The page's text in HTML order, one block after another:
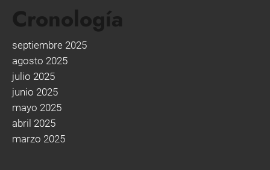
Cronología
septiembre 2025
agosto 2025
julio 2025
junio 2025
mayo 2025
abril 2025
marzo 2025